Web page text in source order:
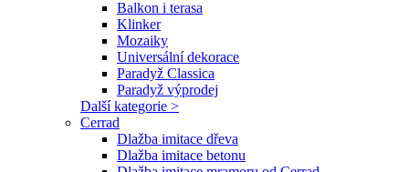
Balkon i terasa
Klinker
Mozaiky
Universální dekorace
Paradyž Classica
Paradyž výprodej
Další kategorie >
Cerrad
Dlažba imitace dřeva
Dlažba imitace betonu